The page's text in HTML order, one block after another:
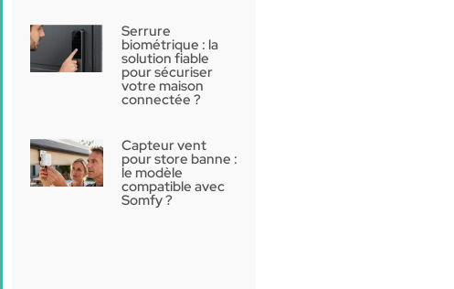
Serrure
biométrique : la
solution fiable
pour sécuriser
votre maison
connectée ?
Capteur vent
pour store banne :
le modèle
compatible avec
Somfy ?